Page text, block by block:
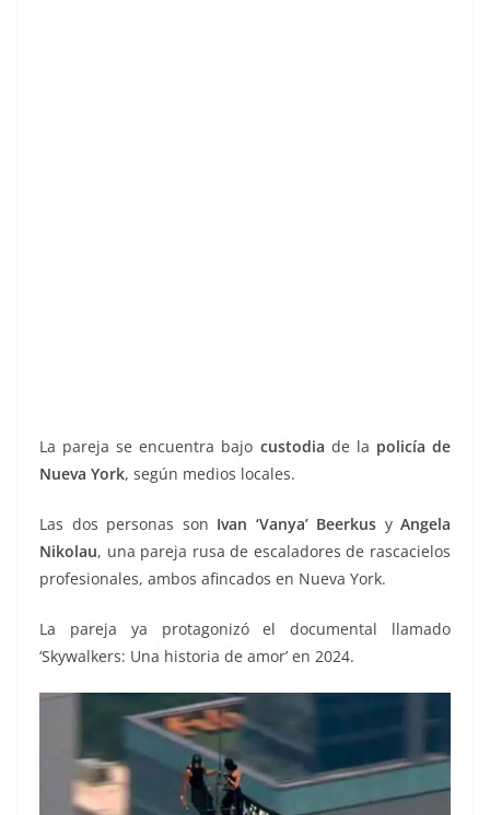
La pareja se encuentra bajo custodia de la policía de
Nueva York, según medios locales.
Las dos personas son Ivan ‘Vanya’ Beerkus y Angela
Nikolau, una pareja rusa de escaladores de rascacielos
profesionales, ambos afincados en Nueva York.
La pareja ya protagonizó el documental llamado
‘Skywalkers: Una historia de amor’ en 2024.